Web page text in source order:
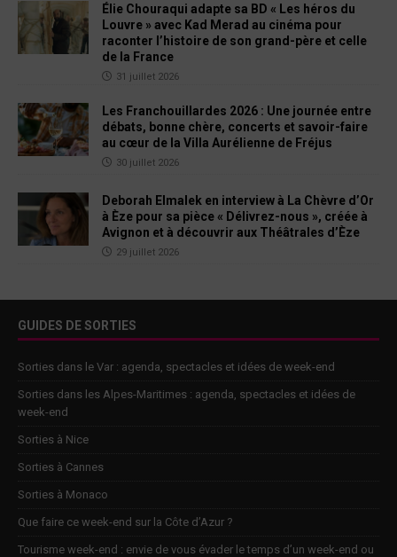
Élie Chouraqui adapte sa BD « Les héros du
Louvre » avec Kad Merad au cinéma pour
raconter l’histoire de son grand-père et celle
de la France
31 juillet 2026
Les Franchouillardes 2026 : Une journée entre
débats, bonne chère, concerts et savoir-faire
au cœur de la Villa Aurélienne de Fréjus
30 juillet 2026
Deborah Elmalek en interview à La Chèvre d’Or
à Èze pour sa pièce « Délivrez-nous », créée à
Avignon et à découvrir aux Théâtrales d’Èze
29 juillet 2026
GUIDES DE SORTIES
Sorties dans le Var : agenda, spectacles et idées de week-end
Sorties dans les Alpes-Maritimes : agenda, spectacles et idées de
week-end
Sorties à Nice
Sorties à Cannes
Sorties à Monaco
Que faire ce week-end sur la Côte d’Azur ?
Tourisme week-end : envie de vous évader le temps d’un week-end ou